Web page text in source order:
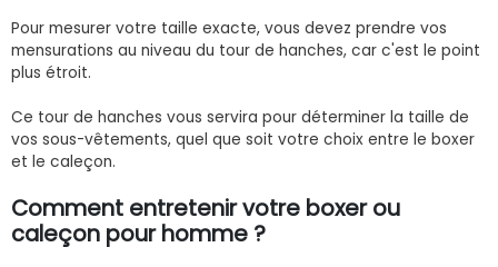
Pour mesurer votre taille exacte, vous devez prendre vos
mensurations au niveau du tour de hanches, car c'est le point
plus étroit.
Ce tour de hanches vous servira pour déterminer la taille de
vos sous-vêtements, quel que soit votre choix entre le boxer
et le caleçon.
Comment entretenir votre boxer ou
caleçon pour homme ?